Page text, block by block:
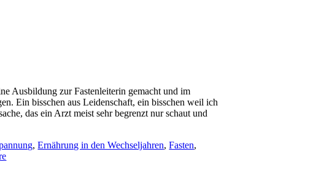
Ausbildung zur Fastenleiterin gemacht und im
Ein bisschen aus Leidenschaft, ein bisschen weil ich
das ein Arzt meist sehr begrenzt nur schaut und
,Ernährung in den Wechseljahren,Fasten,